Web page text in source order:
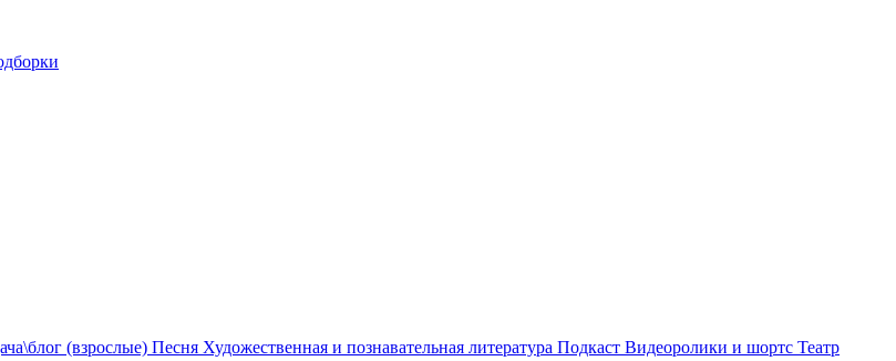
(взрослые) Песня Художественная и познавательная литература Подкаст Видеоролики и шортс Театр